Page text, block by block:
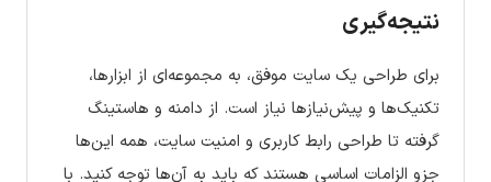
نتیجه‌گیری
برای طراحی یک سایت موفق، به مجموعه‌ای از ابزارها،
تکنیک‌ها و پیش‌نیازها نیاز است. از دامنه و هاستینگ
گرفته تا طراحی رابط کاربری و امنیت سایت، همه این‌ها
جزو الزامات اساسی هستند که باید به آن‌ها توجه کنید. با